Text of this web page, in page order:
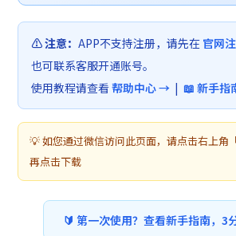
⚠️ 注意： APP不支持注册，请先在 官网
也可联系客服开通账号。
使用教程请查看帮助中心 → | 📖 新手
💡 如您通过微信访问此页面，请点击右上角
再点击下载
🔰 第一次使用？查看新手指南，3